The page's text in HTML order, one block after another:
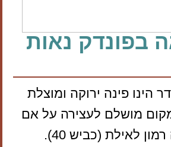
בפונדק נאות
הינו פינה ירוקה ומוצלת
מושלם לעצירה על אם
לאילת (כביש 40).